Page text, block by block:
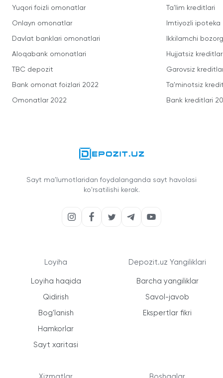
Yuqori foizli omonatlar
Onlayn omonatlar
Davlat banklari omonatlari
Aloqabank omonatlari
TBC depozit
Bank omonat foizlari 2022
Omonatlar 2022
Ta'lim kreditlari
Imtiyozli ipoteka
Ikkilamchi
Hujjatsiz kreditlar
Garovsiz
Ta'minotsiz
Bank kreditlari
Sayt ma'lumotlaridan foydalanganda sayt havolasi
ko'rsatilishi kerak.
Loyiha
Loyiha haqida
Qidirish
Bog'lanish
Hamkorlar
Sayt xaritasi
Depozit.uz Yangiliklari
Barcha yangiliklar
Savol-javob
Ekspertlar fikri